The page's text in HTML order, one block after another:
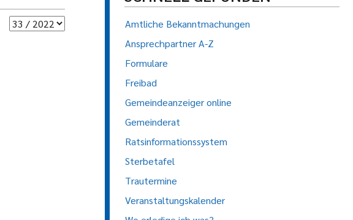
Amtliche Bekanntmachungen
Ansprechpartner A-Z
Formulare
Freibad
Gemeindeanzeiger online
Gemeinderat
Ratsinformationssystem
Sterbetafel
Trautermine
Veranstaltungskalender